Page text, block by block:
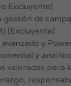
Excluyente)
gestión de
(Excluyente)
y
y
valoradas para